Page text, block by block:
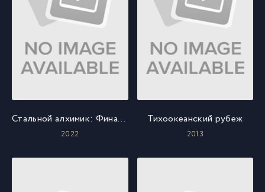
Стальной алхимик: Финальная трансмутация
2022
Тихоокеанский рубеж
2013